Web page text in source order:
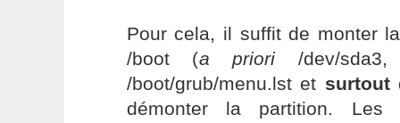
Pour cela, il suffit de monter
/boot (a priori /dev/
/boot/grub/menu.lst et surtout
démonter la partition. Les